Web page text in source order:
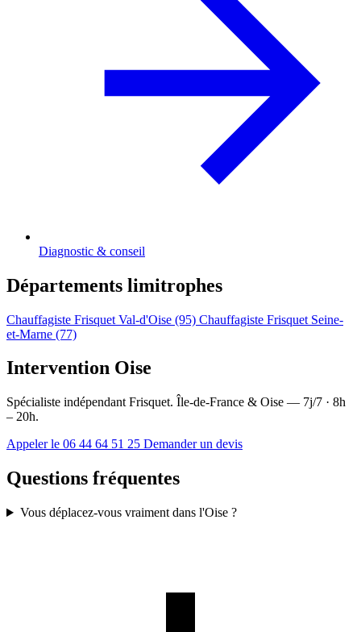
Diagnostic & conseil
Départements limitrophes
Chauffagiste Frisquet Val-d'Oise (95) Chauffagiste Frisquet Seine-
et-Marne (77)
Intervention Oise
Spécialiste indépendant Frisquet. Île-de-France & Oise — 7j/7 · 8h
– 20h.
Appeler le 06 44 64 51 25 Demander un devis
Questions fréquentes
Vous déplacez-vous vraiment dans l'Oise ?